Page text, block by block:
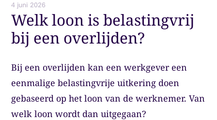
4 juni 2026
Welk loon is belastingvrij
bij een overlijden?
Bij een overlijden kan een werkgever een
eenmalige belastingvrije uitkering doen
gebaseerd op het loon van de werknemer. Van
welk loon wordt dan uitgegaan?